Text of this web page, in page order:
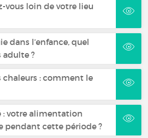
vous loin de votre lieu
dans l’enfance, quel
adulte ?
chaleurs : comment le
: votre alimentation
pendant cette période ?